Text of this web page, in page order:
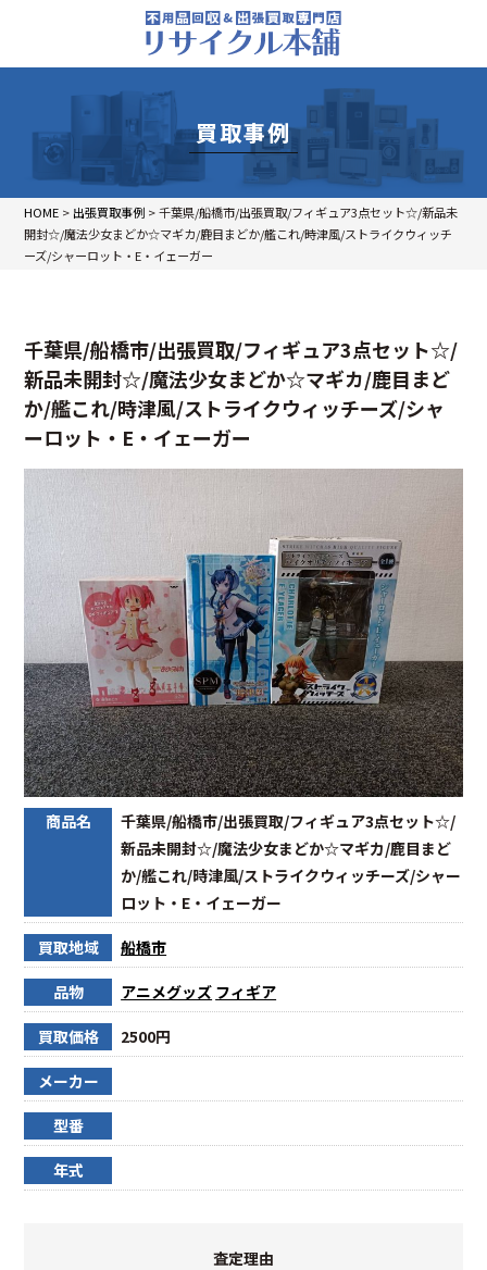
買取事例
HOME > 出張買取事例 >千葉県/船橋市/出張買取/フィギュア3点セット☆/新品未
開封☆/魔法少女まどか☆マギカ/鹿目まどか/艦これ/時津風/ストライクウィッチ
ーズ/シャーロット・E・イェーガー
千葉県/船橋市/出張買取/フィギュア3点セット☆/
新品未開封☆/魔法少女まどか☆マギカ/鹿目まど
か/艦これ/時津風/ストライクウィッチーズ/シャ
ーロット・E・イェーガー
商品名
千葉県/船橋市/出張買取/フィギュア3点セット☆/
新品未開封☆/魔法少女まどか☆マギカ/鹿目まど
か/艦これ/時津風/ストライクウィッチーズ/シャー
ロット・E・イェーガー
買取地域 船橋市
品物 アニメグッズ フィギア
買取価格 2500円
メーカー
型番
年式
査定理由